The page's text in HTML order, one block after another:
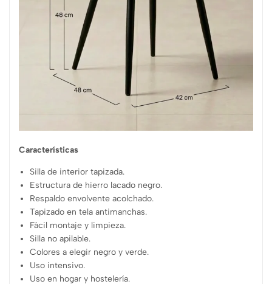
Características
Silla de interior tapizada.
Estructura de hierro lacado negro.
Respaldo envolvente acolchado.
Tapizado en tela antimanchas.
Fácil montaje y limpieza.
Silla no apilable.
Colores a elegir negro y verde.
Uso intensivo.
Uso en hogar y hostelería.